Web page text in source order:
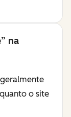
na
o site